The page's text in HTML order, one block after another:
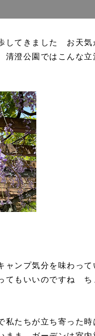
してきました お天気
澄公園ではこんな立
ンプ気分を味わって
てもいいのですね ち
私たちが立ち寄った時